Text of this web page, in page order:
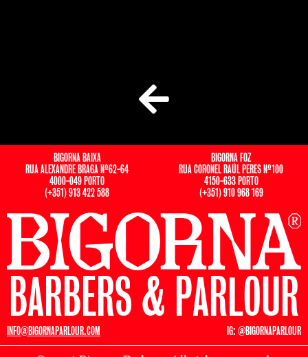
BIGORNA BAIXA
RUA ALEXANDRE BRAGA Nº62-64
4000-049 PORTO
(+351) 913 422 588
BIGORNA FOZ
RUA CORONEL RAÚL PERES Nº100
4150-633 PORTO
(+351) 910 968 169
BARBERS & PARLOUR
INFO@BIGORNAPARLOUR.COM IG: @BIGORNAPARLOUR